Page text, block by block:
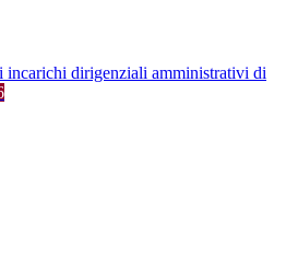
incarichi dirigenziali amministrativi di